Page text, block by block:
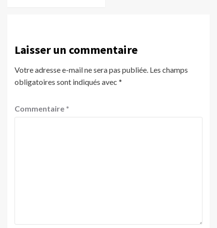
Laisser un commentaire
Votre adresse e-mail ne sera pas publiée. Les champs
obligatoires sont indiqués avec *
Commentaire *